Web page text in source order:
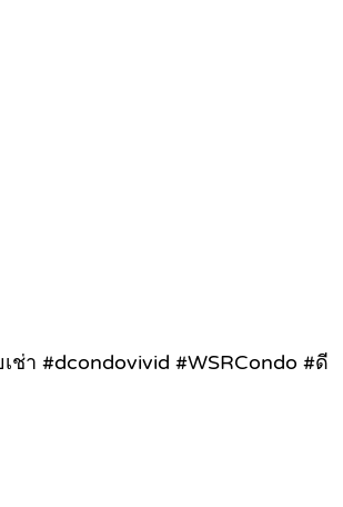
า #dcondovivid #WSRCondo #ดี